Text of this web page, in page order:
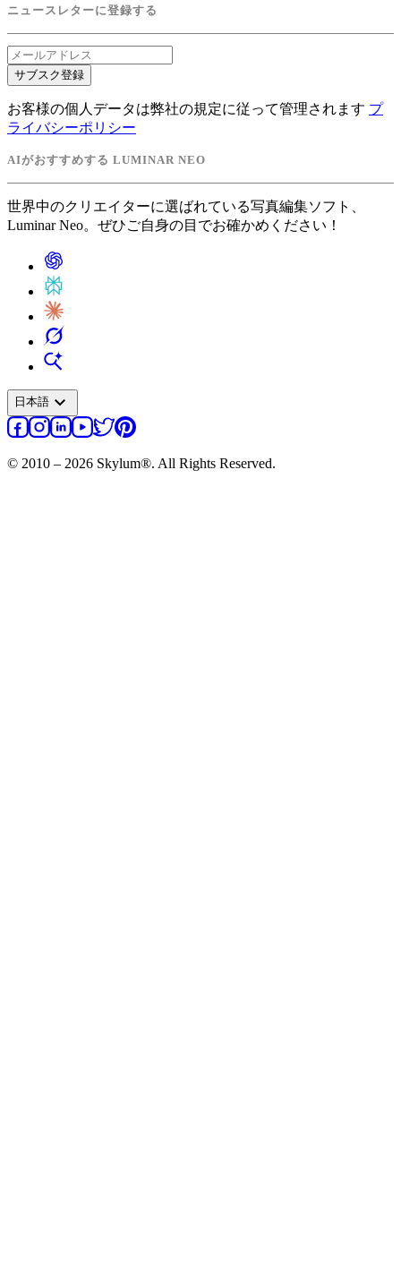
ニュースレターに登録する
サブスク登録
お客様の個人データは弊社の規定に従って管理されます プ
ライバシーポリシー
AIがおすすめする LUMINAR NEO
世界中のクリエイターに選ばれている写真編集ソフト、
Luminar Neo。ぜひご自身の目でお確かめください！
日本語 expand_more
© 2010 – 2026 Skylum®. All Rights Reserved.